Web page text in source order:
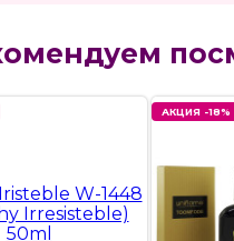
АКЦИЯ -18%